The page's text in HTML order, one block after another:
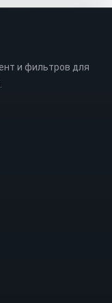
и фильтров для